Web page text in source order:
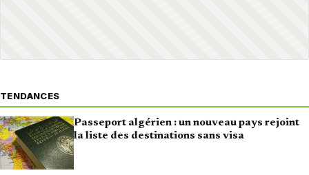
TENDANCES
Passeport algérien : un nouveau pays rejoint
la liste des destinations sans visa